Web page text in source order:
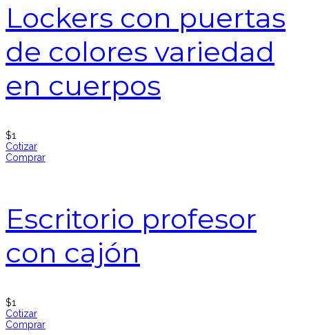
Lockers con puertas
de colores variedad
en cuerpos
$1
Cotizar
Comprar
Escritorio profesor
con cajón
$1
Cotizar
Comprar